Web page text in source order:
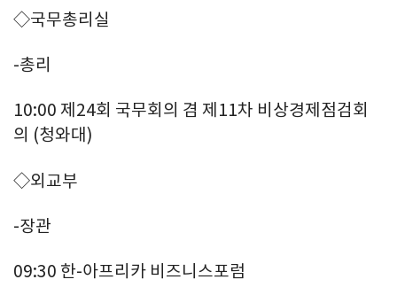
◇국무총리실
-총리
10:00 제24회 국무회의 겸 제11차 비상경제점검회
의 (청와대)
◇외교부
-장관
09:30 한-아프리카 비즈니스포럼